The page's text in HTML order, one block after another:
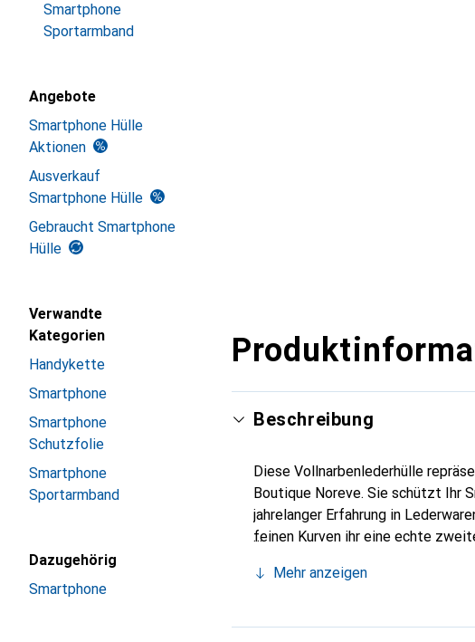
Smartphone
Sportarmband
Angebote
Smartphone Hülle
Aktionen
Ausverkauf
Smartphone Hülle
Gebraucht Smartphone
Hülle
Verwandte
Kategorien
Handykette
Smartphone
Smartphone
Schutzfolie
Smartphone
Sportarmband
Dazugehörig
Smartphone
Beschreibung
Diese Vollnarbenlederhülle
Boutique Noreve. Sie schützt Ihr
jahrelanger Erfahrung in
feinen Kurven ihr eine echte
Wahl für eine anspruchsvolle
Mehr anzeigen